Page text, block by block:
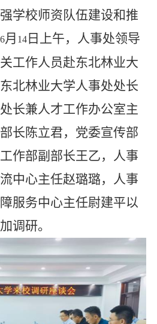
学校师资队伍建设和推
6月 14日上午，人事处领导
工作人员赴东北林业大
北林业大学人事处处长
长兼人才工作办公室主
长陈立君，党委宣传部
作部副部长王乙，人事
中心主任赵璐璐，人事
服务中心主任尉建平以
调研。